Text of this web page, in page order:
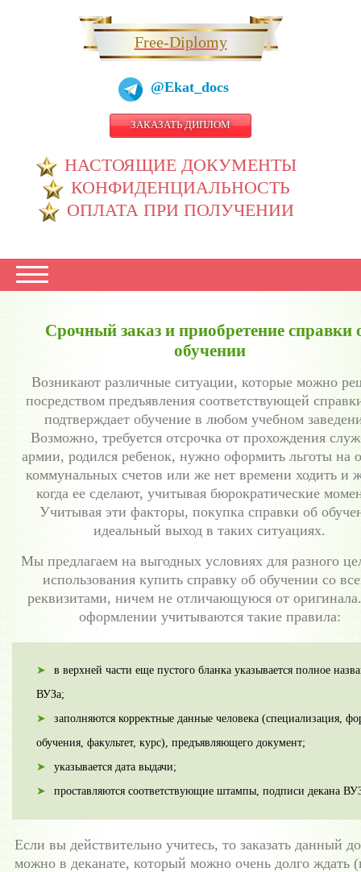
Free-Diplomy
@Ekat_docs
ЗАКАЗАТЬ ДИПЛОМ
НАСТОЯЩИЕ ДОКУМЕНТЫ
КОНФИДЕНЦИАЛЬНОСТЬ
ОПЛАТА ПРИ ПОЛУЧЕНИИ
Срочный заказ и приобретение справки
обучении
Возникают различные ситуации, которые можно
посредством предъявления соответствующей
подтверждает обучение в любом учебном
Возможно, требуется отсрочка от прохождения
армии, родился ребенок, нужно оформить льготы на
коммунальных счетов или же нет времени ходить и
когда ее сделают, учитывая бюрократические
Учитывая эти факторы, покупка справки об
идеальный выход в таких ситуациях.
Мы предлагаем на выгодных условиях для разного
использования купить справку об обучении со
реквизитами, ничем не отличающуюся от
оформлении учитываются такие правила:
в верхней части еще пустого бланка указывается полное
ВУЗа;
заполняются корректные данные человека (специализация,
обучения, факультет, курс), предъявляющего документ;
указывается дата выдачи;
проставляются соответствующие штампы, подписи декана
Если вы действительно учитесь, то заказать данный
можно в деканате, который можно очень долго ждать